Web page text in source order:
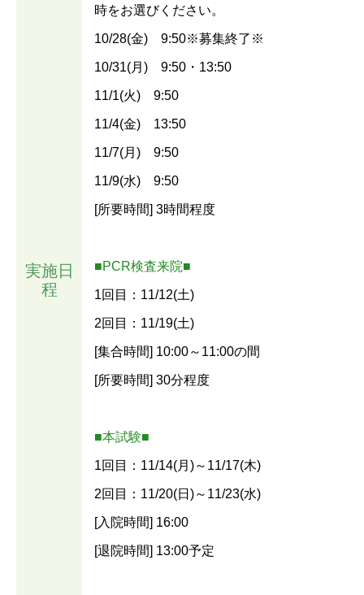
実施日
程
時をお選びください。
10/28(金) 9:50※募集終了※
10/31(月) 9:50・13:50
11/1(火) 9:50
11/4(金) 13:50
11/7(月) 9:50
11/9(水) 9:50
[所要時間] 3時間程度
■PCR検査来院■
1回目：11/12(土)
2回目：11/19(土)
[集合時間] 10:00～11:00の間
[所要時間] 30分程度
■本試験■
1回目：11/14(月)～11/17(木)
2回目：11/20(日)～11/23(水)
[入院時間] 16:00
[退院時間] 13:00予定